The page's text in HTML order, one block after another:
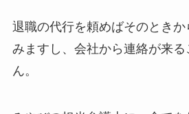
退職の代行を頼めばそのとき
みますし、会社から連絡が来
ん。